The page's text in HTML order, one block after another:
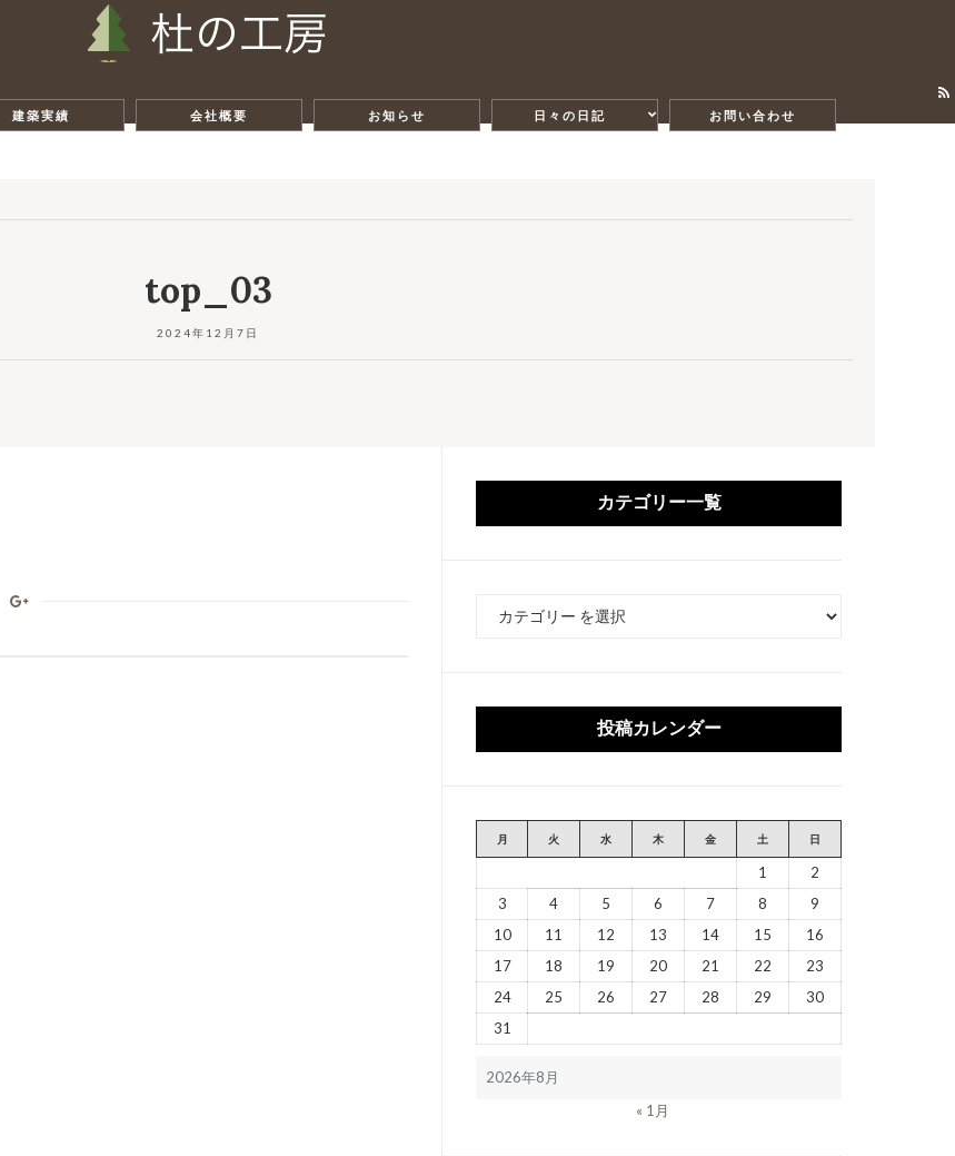
建築実績 会社概要 お知らせ 日々の日記 お問い合わせ
top_03
2024年12月7日
カテゴリー一覧
投稿カレンダー
2026年8月
月 火 水 木 金 土 日
1
2
3
4 5 6 7 8
9
10
11 12 13 14 15
16
17
18 19 20 21 22
23
24
25 26 27 28 29
30
31
« 1月